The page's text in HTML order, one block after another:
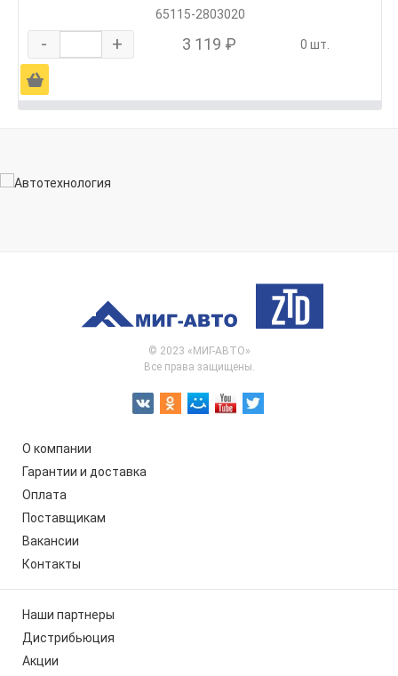
65115-2803020
- + 3 119 ₽ 0 шт.
Ä
© 2023 «МИГ-АВТО»
Все права защищены.
О компании
Гарантии и доставка
Оплата
Поставщикам
Вакансии
Контакты
Наши партнеры
Дистрибьюция
Акции